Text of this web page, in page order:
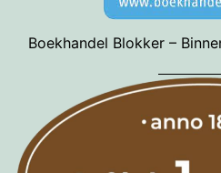
Boekhandel Blokker –